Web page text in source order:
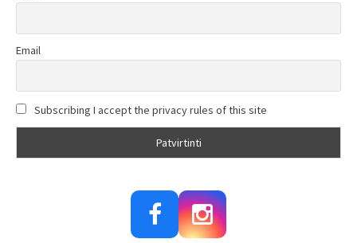
Email
Subscribing I accept the privacy rules of this site